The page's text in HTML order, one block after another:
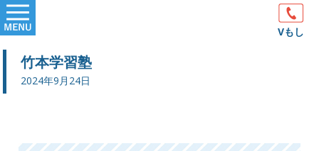
Skip
to
content
Vもし
Primary
Menu
竹本学習塾
2024年9月24日